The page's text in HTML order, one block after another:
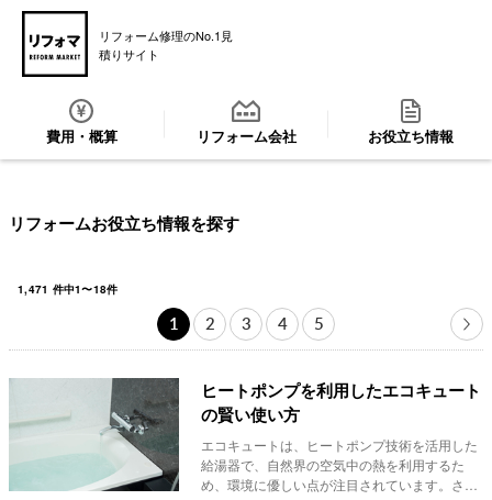
リフォーム修理のNo.1見
積りサイト
費用・概算 リフォーム会社 お役立ち情報
リフォームお役立ち情報を探す
1,471 件中1〜18件
1 2 3 4 5
ヒートポンプを利用したエコキュート
の賢い使い方
エコキュートは、ヒートポンプ技術を活用した
給湯器で、自然界の空気中の熱を利用するた
め、環境に優しい点が注目されています。さら